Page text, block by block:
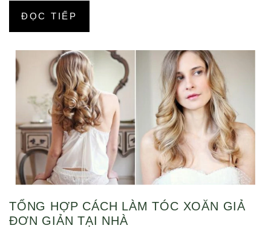
ĐỌC TIẾP
TỔNG HỢP CÁCH LÀM TÓC XOĂN GIẢ
ĐƠN GIẢN TẠI NHÀ